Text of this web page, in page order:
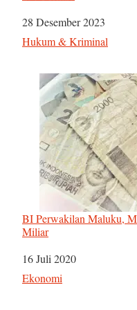
Tanggal
28 Desember 2023
Sehubungan dengan
Hukum & Kriminal
BI Perwakilan Maluku,
Miliar
Tanggal
16 Juli 2020
Sehubungan dengan
Ekonomi